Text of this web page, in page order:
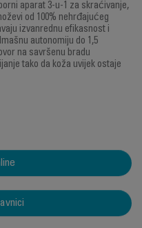
aparat 3-u-1 za skraćivanje,
od 100% nehrđajućeg
izvanrednu efikasnost i
autonomiju do 1,5
na savršenu bradu
tako da koža uvijek ostaje